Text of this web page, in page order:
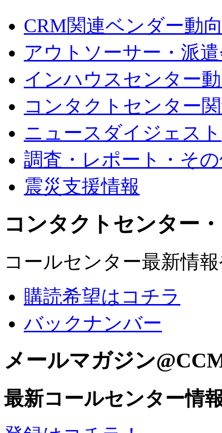
CRM関連ベンダー動
アウトソーサー・派
インハウスセンター
コンタクトセンター
ニュースダイジェスト
調査・レポート・そ
震災支援情報
コンタクトセンター
コールセンター最新情
購読希望はコチラ
バックナンバー
メールマガジン
最新コールセンター情